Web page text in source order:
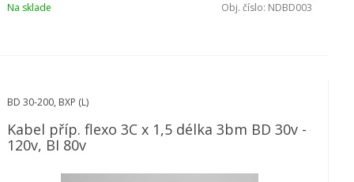
Na sklade
Obj. číslo: NDBD003
BD 30-200, BXP (L)
Kabel příp. flexo 3C x 1,5 délka 3bm BD 30v -
120v, BI 80v